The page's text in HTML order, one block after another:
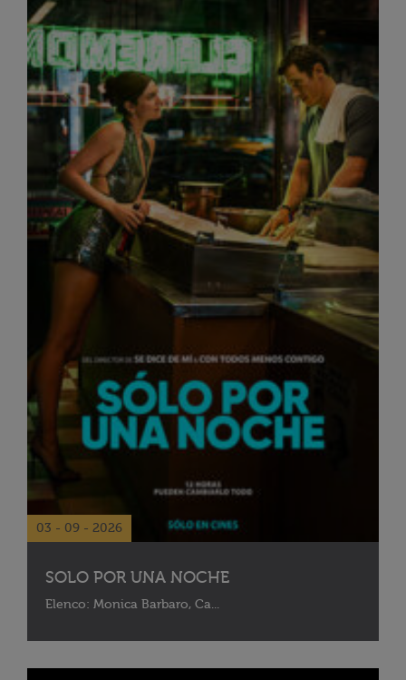
03 - 09 - 2026
SOLO POR UNA NOCHE
Elenco: Monica Barbaro, Ca...